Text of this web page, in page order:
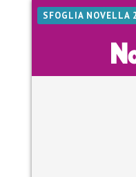
SFOGLIA NOVELLA